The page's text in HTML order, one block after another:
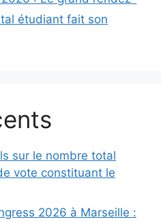
étudiant fait son
sur le nombre total
vote constituant le
2026 à Marseille :